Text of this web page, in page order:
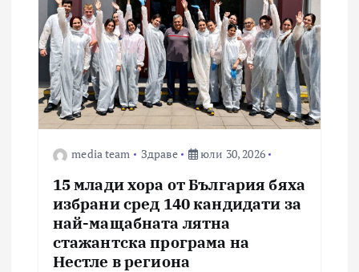
media team Здраве юли 30, 2026
15 млади хора от България бяха
избрани сред 140 кандидати за
най-мащабната лятна
стажантска програма на
Нестле в региона